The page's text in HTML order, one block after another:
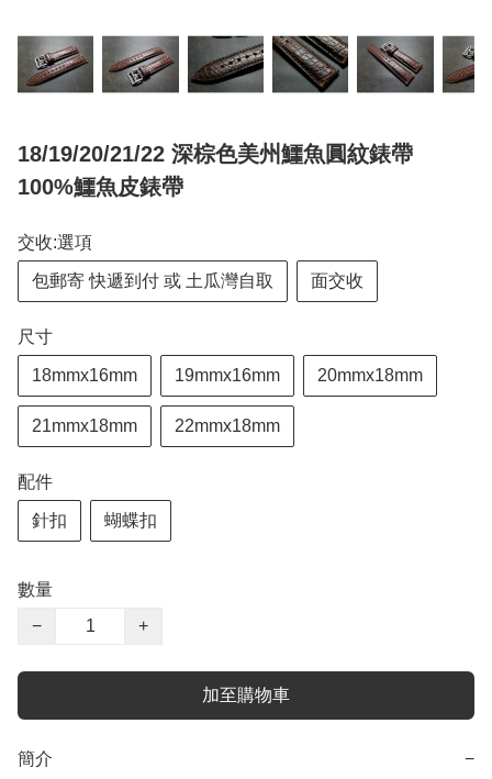
18/19/20/21/22 深棕色美州鱷魚圓紋錶帶
100%鱷魚皮錶帶
交收:選項
包郵寄 快遞到付 或 土瓜灣自取 面交收
尺寸
18mmx16mm 19mmx16mm 20mmx18mm
21mmx18mm 22mmx18mm
配件
針扣 蝴蝶扣
數量
−
+
加至購物車
簡介 −